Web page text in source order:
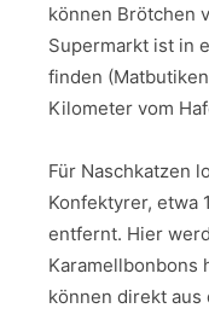
können Brötchen
Supermarkt ist in
finden
Kilometer vom
Für Naschkatzen
Konfektyrer, etwa
entfernt. Hier
Karamellbonbons
können direkt aus